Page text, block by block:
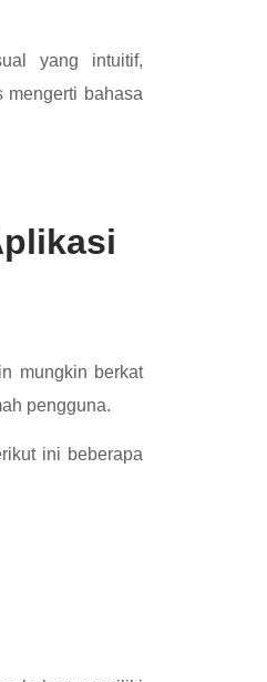
yang intuitif,
mengerti bahasa
mungkin berkat
pengguna.
ini beberapa